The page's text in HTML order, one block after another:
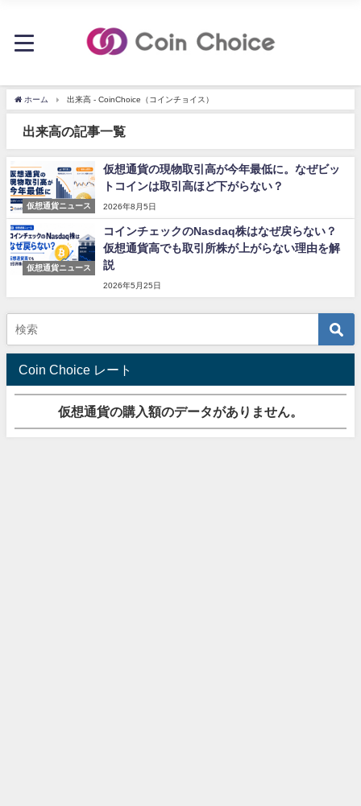
ホーム 出来高 - CoinChoice（コインチョイス）
出来高の記事一覧
仮想通貨ニュース
仮想通貨の現物取引高が今年最低に。なぜビッ
トコインは取引高ほど下がらない？
2026年8月5日
仮想通貨ニュース
コインチェックのNasdaq株はなぜ戻らない？
仮想通貨高でも取引所株が上がらない理由を解
説
2026年5月25日
Coin Choice レート
仮想通貨の購入額のデータがありません。